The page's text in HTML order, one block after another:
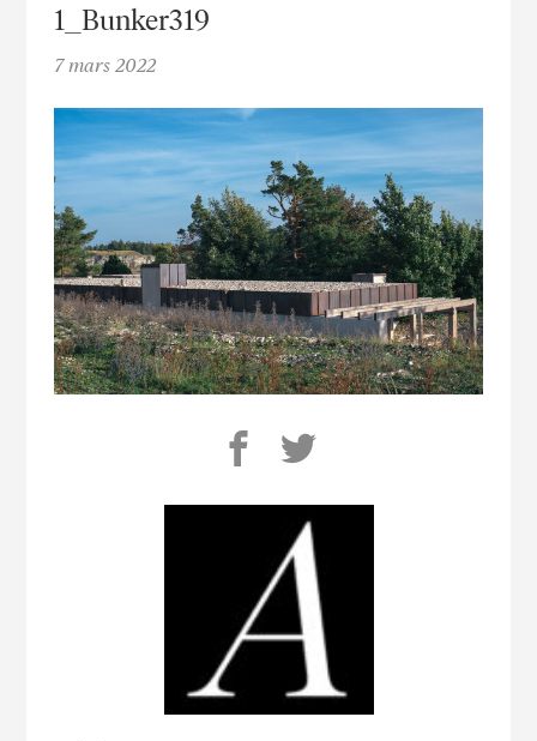
1_Bunker319
7 mars 2022